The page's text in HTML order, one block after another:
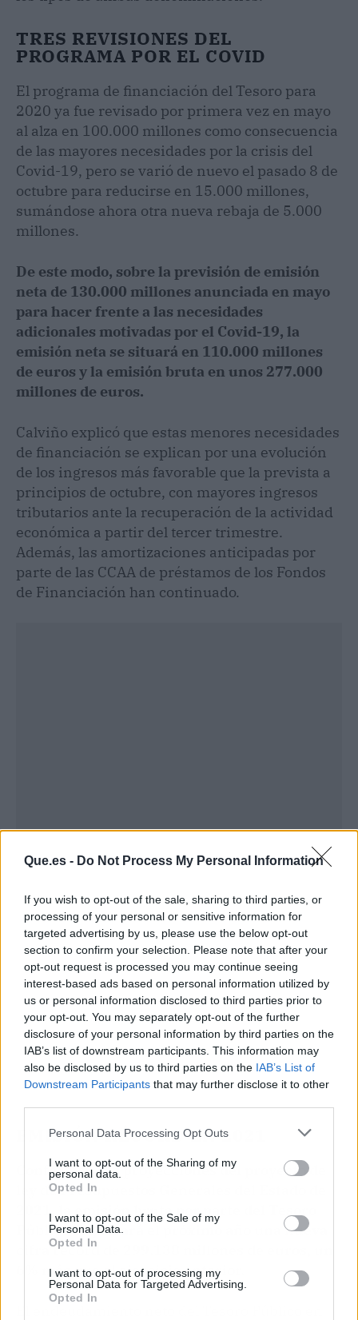
Que.es - Do Not Process My Personal Information
If you wish to opt-out of the sale, sharing to third parties, or
processing of your personal or sensitive information for
targeted advertising by us, please use the below opt-out
section to confirm your selection. Please note that after your
opt-out request is processed you may continue seeing
interest-based ads based on personal information utilized by
us or personal information disclosed to third parties prior to
your opt-out. You may separately opt-out of the further
disclosure of your personal information by third parties on the
IAB’s list of downstream participants. This information may
also be disclosed by us to third parties on the IAB’s List of
Downstream Participants that may further disclose it to other
Personal Data Processing Opt Outs
I want to opt-out of the Sharing of my
personal data.
Opted In
I want to opt-out of the Sale of my
Personal Data.
Opted In
I want to opt-out of processing my
Personal Data for Targeted Advertising.
Opted In
TRES REVISIONES DEL
PROGRAMA POR EL COVID
El programa de financiación del Tesoro para
2020 ya fue revisado por primera vez en mayo
al alza en 100.000 millones como consecuencia
de las mayores necesidades por la crisis del
Covid-19, pero se varió de nuevo el pasado 8 de
octubre para reducirse en 15.000 millones,
sumándose ahora otra nueva rebaja de 5.000
millones.
De este modo, sobre la previsión de emisión
neta de 130.000 millones anunciada en mayo
para hacer frente a las necesidades
adicionales motivadas por el Covid-19, la
emisión neta se situará en 110.000 millones
de euros y la emisión bruta en unos 277.000
millones de euros.
Calviño explicó que estas menores necesidades
de financiación se explican por una evolución
de los ingresos más favorable que la prevista a
principios de octubre, con mayores ingresos
tributarios ante la recuperación de la actividad
económica a partir del tercer trimestre.
Además, las amortizaciones anticipadas por
parte de las CCAA de préstamos de los Fondos
de Financiación han continuado.
Publicidad
EMISIÓN RÉCORD EN 2021
Conforme a las proyecciones del proyecto de
ley de Presupuestos Generales del Estado de
2021, la emisión bruta por parte del Tesoro
Público registrará el próximo año una nueva
cifra récord de 299.138 millones de euros, un
6% más que el ejercicio anterior.